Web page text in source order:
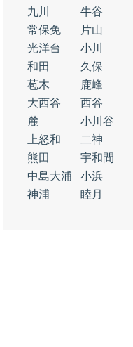
九川
牛谷
常保免
片山
光洋台
小川
和田
久保
苞木
鹿峰
大西谷
西谷
麓
小川谷
上怒和
二神
熊田
宇和間
中島大浦
小浜
神浦
睦月